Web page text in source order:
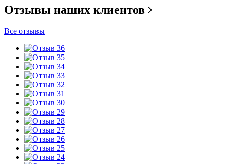
Отзывы наших клиентов
Все отзывы